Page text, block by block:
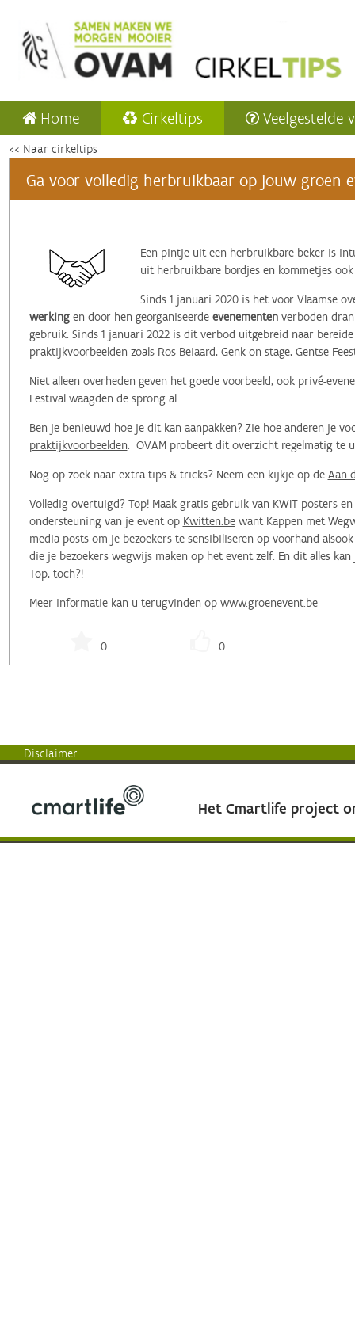
Home Cirkeltips Veelgestelde
<< Naar cirkeltips
Ga voor volledig herbruikbaar op jouw groen
Een pintje uit een herbruikbare beker is
uit herbruikbare bordjes en kommetjes
Sinds 1 januari 2020 is het voor Vlaamse
werkingen door hen georganiseerde evenementenverboden
gebruik. Sinds 1 januari 2022 is dit verbod uitgebreid naar
praktijkvoorbeelden zoals Ros Beiaard, Genk on stage, Gentse
Niet alleen overheden geven het goede voorbeeld, ook privé-
Festival waagden de sprong al.
Ben je benieuwd hoe je dit kan aanpakken? Zie hoe anderen je
praktijkvoorbeelden. OVAM probeert dit overzicht regelmatig te
Nog op zoek naar extra tips & tricks? Neem een kijkje op de Aan
Volledig overtuigd? Top! Maak gratis gebruik van KWIT-posters
ondersteuning van je event op Kwitten.bewant Kappen met
media posts om je bezoekers te sensibiliseren op voorhand
die je bezoekers wegwijs maken op het event zelf. En dit alles
Top, toch?!
Meer informatie kan u terugvinden op www.groenevent.be
0 0
Disclaimer
Het Cmartlife project